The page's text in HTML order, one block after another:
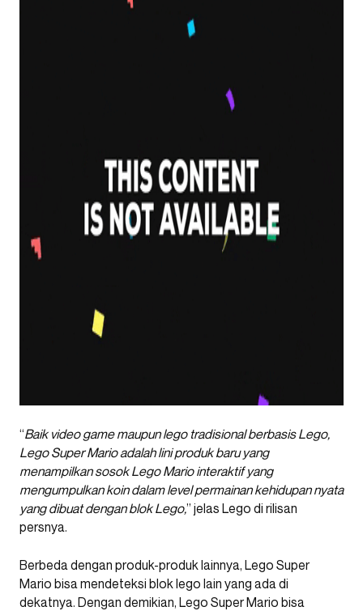
“Baik video game maupun lego tradisional berbasis Lego,
Lego Super Mario adalah lini produk baru yang
menampilkan sosok Lego Mario interaktif yang
mengumpulkan koin dalam level permainan kehidupan nyata
yang dibuat dengan blok Lego,” jelas Lego di rilisan
persnya.
Berbeda dengan produk-produk lainnya, Lego Super
Mario bisa mendeteksi blok lego lain yang ada di
dekatnya. Dengan demikian, Lego Super Mario bisa